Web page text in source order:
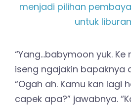
“Yang…babymoon yuk. Ke
iseng ngajakin bapaknya
“Ogah ah. Kamu kan lagi
capek apa?” jawabnya.